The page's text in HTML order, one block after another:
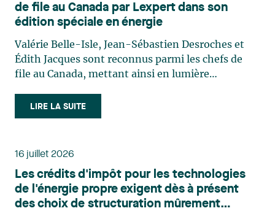
de file au Canada par Lexpert dans son
édition spéciale en énergie
Valérie Belle-Isle, Jean-Sébastien Desroches et
Édith Jacques sont reconnus parmi les chefs de
file au Canada, mettant ainsi en lumière
le domaine du droit des technologies. Valérie
Belle-Isle est associée au sein du groupe de droit
principalement sur le droit de l’environnement,
du territoire. Elle conseille et représente une
clientèle publique et privée dans le cadre d’enjeux
touchant notamment les obligations
LIRE LA SUITE
16 juillet 2026
Les crédits d'impôt pour les technologies
de l'énergie propre exigent dès à présent
des choix de structuration mûrement